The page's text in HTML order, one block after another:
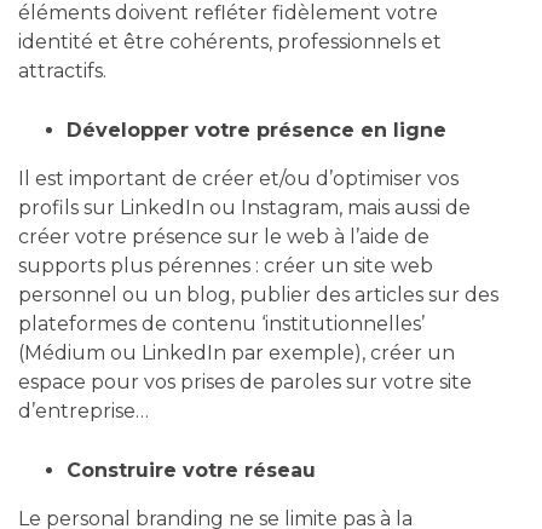
éléments doivent refléter fidèlement votre
identité et être cohérents, professionnels et
attractifs.
Développer votre présence en ligne
Il est important de créer et/ou d’optimiser vos
profils sur LinkedIn ou Instagram, mais aussi de
créer votre présence sur le web à l’aide de
supports plus pérennes : créer un site web
personnel ou un blog, publier des articles sur des
plateformes de contenu ‘institutionnelles’
(Médium ou LinkedIn par exemple), créer un
espace pour vos prises de paroles sur votre site
d’entreprise…
Construire votre réseau
Le personal branding ne se limite pas à la